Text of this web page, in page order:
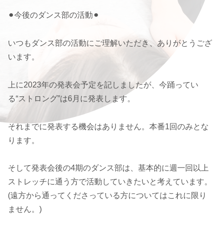
⚫︎今後のダンス部の活動⚫︎
いつもダンス部の活動にご理解いただき、ありがとうござ
います。
上に2023年の発表会予定を記しましたが、今踊ってい
る“ストロング”は6月に発表します。
それまでに発表する機会はありません。本番1回のみとな
ります。
そして発表会後の4期のダンス部は、基本的に週一回以上
ストレッチに通う方で活動していきたいと考えています。
(遠方から通ってくださっている方についてはこれに限り
ません。)